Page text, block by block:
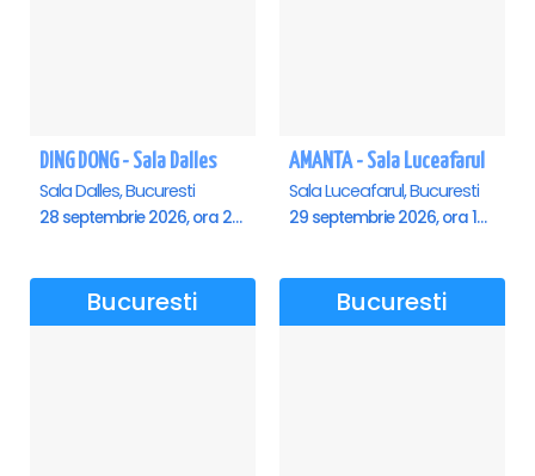
DING DONG - Sala Dalles
Sala Dalles, Bucuresti
28 septembrie 2026, ora 20:00
AMANTA - Sala Luceafarul
Sala Luceafarul, Bucuresti
29 septembrie 2026, ora 19:00
Bucuresti Bucuresti